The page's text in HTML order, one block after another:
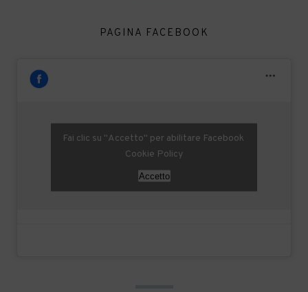
PAGINA FACEBOOK
Fai clic su "Accetto" per abilitare Facebook
Cookie Policy
Accetto